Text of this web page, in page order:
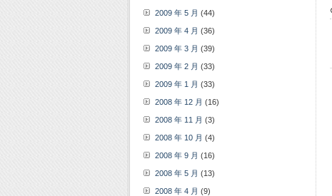
2009 年 5 月 (44)
2009 年 4 月 (36)
2009 年 3 月 (39)
2009 年 2 月 (33)
2009 年 1 月 (33)
2008 年 12 月 (16)
2008 年 11 月 (3)
2008 年 10 月 (4)
2008 年 9 月 (16)
2008 年 5 月 (13)
2008 年 4 月 (9)